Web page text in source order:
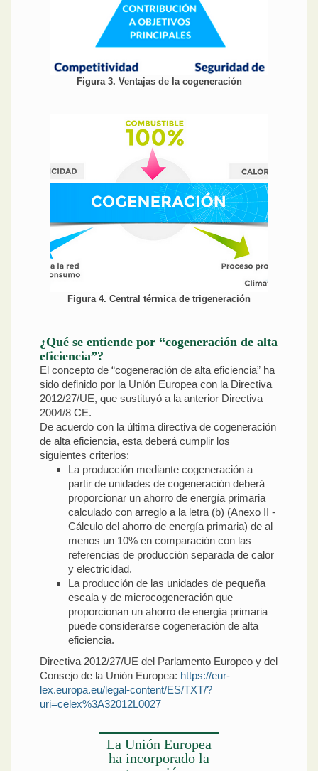
Figura 3. Ventajas de la cogeneración
Figura 4. Central térmica de trigeneración
¿Qué se entiende por “cogeneración de alta
eficiencia”?
El concepto de “cogeneración de alta eficiencia” ha
sido definido por la Unión Europea con la Directiva
2012/27/UE, que sustituyó a la anterior Directiva
2004/8 CE.
De acuerdo con la última directiva de cogeneración
de alta eficiencia, esta deberá cumplir los
siguientes criterios:
La producción mediante cogeneración a
partir de unidades de cogeneración deberá
proporcionar un ahorro de energía primaria
calculado con arreglo a la letra (b) (Anexo II -
Cálculo del ahorro de energía primaria) de al
menos un 10% en comparación con las
referencias de producción separada de calor
y electricidad.
La producción de las unidades de pequeña
escala y de microcogeneración que
proporcionan un ahorro de energía primaria
puede considerarse cogeneración de alta
eficiencia.
Directiva 2012/27/UE del Parlamento Europeo y del
Consejo de la Unión Europea: https://eur-
lex.europa.eu/legal-content/ES/TXT/?
uri=celex%3A32012L0027
La Unión Europea
ha incorporado la